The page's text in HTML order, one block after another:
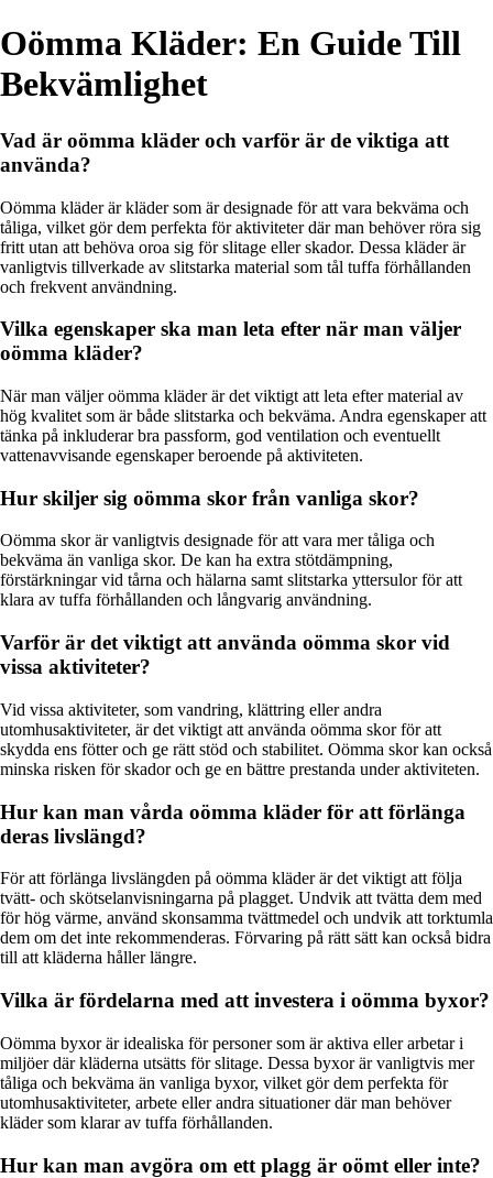
Oömma Kläder: En Guide Till
Bekvämlighet
Vad är oömma kläder och varför är de viktiga att
använda?
Oömma kläder är kläder som är designade för att vara bekväma och
tåliga, vilket gör dem perfekta för aktiviteter där man behöver röra sig
fritt utan att behöva oroa sig för slitage eller skador. Dessa kläder är
vanligtvis tillverkade av slitstarka material som tål tuffa förhållanden
och frekvent användning.
Vilka egenskaper ska man leta efter när man väljer
oömma kläder?
När man väljer oömma kläder är det viktigt att leta efter material av
hög kvalitet som är både slitstarka och bekväma. Andra egenskaper att
tänka på inkluderar bra passform, god ventilation och eventuellt
vattenavvisande egenskaper beroende på aktiviteten.
Hur skiljer sig oömma skor från vanliga skor?
Oömma skor är vanligtvis designade för att vara mer tåliga och
bekväma än vanliga skor. De kan ha extra stötdämpning,
förstärkningar vid tårna och hälarna samt slitstarka yttersulor för att
klara av tuffa förhållanden och långvarig användning.
Varför är det viktigt att använda oömma skor vid
vissa aktiviteter?
Vid vissa aktiviteter, som vandring, klättring eller andra
utomhusaktiviteter, är det viktigt att använda oömma skor för att
skydda ens fötter och ge rätt stöd och stabilitet. Oömma skor kan också
minska risken för skador och ge en bättre prestanda under aktiviteten.
Hur kan man vårda oömma kläder för att förlänga
deras livslängd?
För att förlänga livslängden på oömma kläder är det viktigt att följa
tvätt- och skötselanvisningarna på plagget. Undvik att tvätta dem med
för hög värme, använd skonsamma tvättmedel och undvik att torktumla
dem om det inte rekommenderas. Förvaring på rätt sätt kan också bidra
till att kläderna håller längre.
Vilka är fördelarna med att investera i oömma byxor?
Oömma byxor är idealiska för personer som är aktiva eller arbetar i
miljöer där kläderna utsätts för slitage. Dessa byxor är vanligtvis mer
tåliga och bekväma än vanliga byxor, vilket gör dem perfekta för
utomhusaktiviteter, arbete eller andra situationer där man behöver
kläder som klarar av tuffa förhållanden.
Hur kan man avgöra om ett plagg är oömt eller inte?